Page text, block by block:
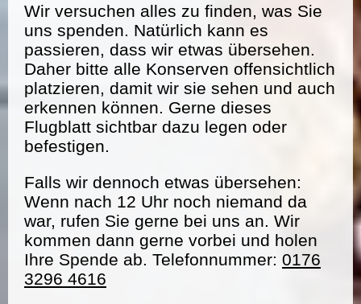
Wir versuchen alles zu finden, was Sie
uns spenden. Natürlich kann es
passieren, dass wir etwas übersehen.
Daher bitte alle Konserven offensichtlich
platzieren, damit wir sie sehen und auch
erkennen können. Gerne dieses
Flugblatt sichtbar dazu legen oder
befestigen.
Falls wir dennoch etwas übersehen:
Wenn nach 12 Uhr noch niemand da
war, rufen Sie gerne bei uns an. Wir
kommen dann gerne vorbei und holen
Ihre Spende ab. Telefonnummer: 0176
3296 4616